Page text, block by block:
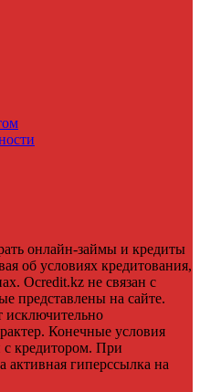
онлайн-займы и кредиты
об условиях кредитования,
Ocredit.kz не связан с
представлены на сайте.
исключительно
Конечные условия
кредитором. При
активная гиперссылка на